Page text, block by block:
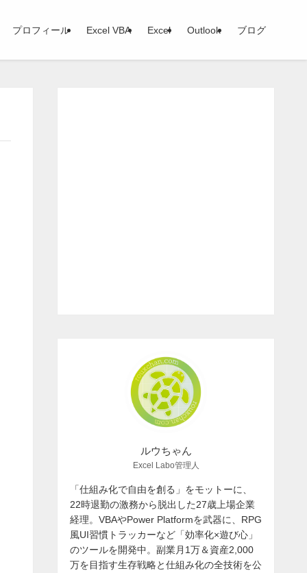
プロフィール Excel VBA Excel Outlook ブログ
ルウちゃん
Excel Labo管理人
「仕組み化で自由を創る」をモットーに、
22時退勤の激務から脱出した27歳上場企業
経理。VBAやPower Platformを武器に、RPG
風UI習慣トラッカーなど「効率化×遊び心」
のツールを開発中。副業月1万＆資産2,000
万を目指す生存戦略と仕組み化の全技術を公